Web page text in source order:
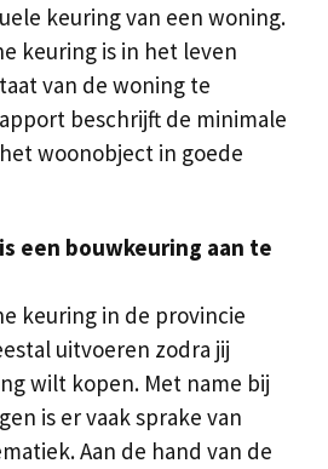
keuring van een woning.
keuring is in het leven
van de woning te
beschrijft de minimale
woonobject in goede
een bouwkeuring aan te
keuring in de provincie
uitvoeren zodra jij
wilt kopen. Met name bij
is er vaak sprake van
Aan de hand van de